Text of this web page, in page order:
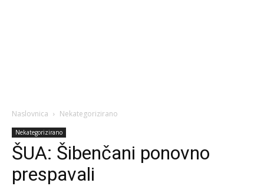
Naslovnica Nekategorizirano
Nekategorizirano
ŠUA: Šibenčani ponovno
prespavali